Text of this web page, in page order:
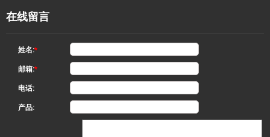
在线留言
姓名:*
邮箱:*
电话:
产品: